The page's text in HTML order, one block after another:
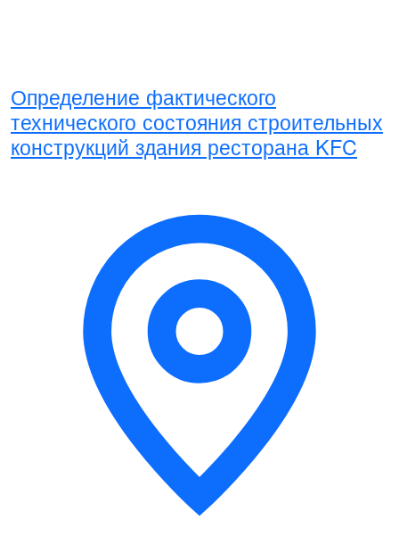
Определение фактического
технического состояния строительных
конструкций здания ресторана KFC